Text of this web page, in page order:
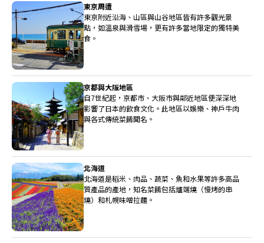
東京周遭
東京附近沿海、山區與山谷地區皆有許多觀光景
點，如溫泉與滑雪場，更有許多當地限定的獨特美
食。
京都與大阪地區
自7世紀起，京都市、大阪市與鄰近地區便深深地
影響了日本的飲食文化。此地區以娛樂、神戶牛肉
與各式傳統菜餚聞名。
北海道
北海道是稻米、肉品、蔬菜、魚和水果等許多高品
質產品的產地，知名菜餚包括爐端燒（慢烤的串
燒）和札幌味噌拉麵。